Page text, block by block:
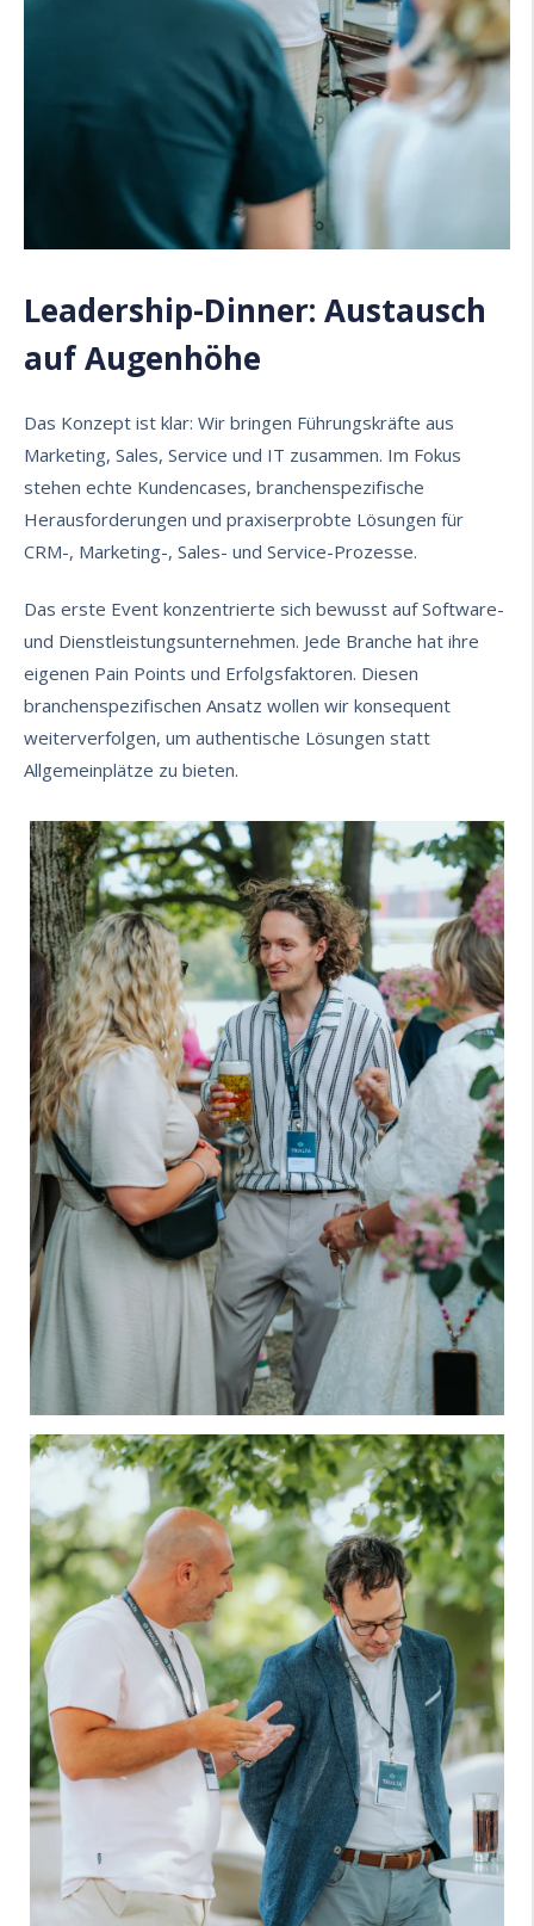
Leadership-Dinner: Austausch
auf Augenhöhe
Das Konzept ist klar: Wir bringen Führungskräfte aus
Marketing, Sales, Service und IT zusammen. Im Fokus
stehen echte Kundencases, branchenspezifische
Herausforderungen und praxiserprobte Lösungen für
CRM-, Marketing-, Sales- und Service-Prozesse.
Das erste Event konzentrierte sich bewusst auf Software-
und Dienstleistungsunternehmen. Jede Branche hat ihre
eigenen Pain Points und Erfolgsfaktoren. Diesen
branchenspezifischen Ansatz wollen wir konsequent
weiterverfolgen, um authentische Lösungen statt
Allgemeinplätze zu bieten.